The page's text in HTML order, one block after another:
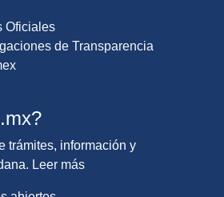
Oficiales
de Transparencia
trámites, información y
Leer más